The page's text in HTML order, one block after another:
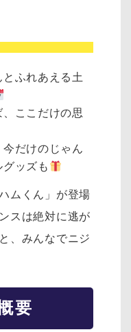
ふれあえる土
ここだけの思
だけのじゃん
ッズも
ムくん」が登場
スは絶対に逃が
、みんなでニジ
要